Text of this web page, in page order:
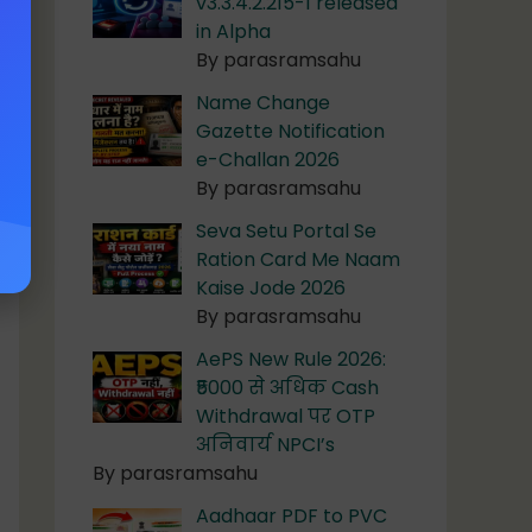
in Alpha
By parasramsahu
Name Change
Gazette Notification
e-Challan 2026
By parasramsahu
Seva Setu Portal Se
Ration Card Me Naam
Kaise Jode 2026
By parasramsahu
AePS New Rule 2026:
₹5000 से अधिक Cash
Withdrawal पर OTP
अनिवार्य NPCI’s
By parasramsahu
Aadhaar PDF to PVC